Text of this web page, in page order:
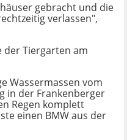
gebracht und die
verlassen",
der Tiergarten am
Wassermassen vom
in der Frankenberger
Regen komplett
einen BMW aus der